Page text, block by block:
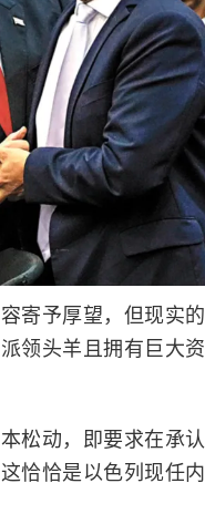
寄予厚望，但现实
领头羊且拥有巨大
松动，即要求在承
恰恰是以色列现任